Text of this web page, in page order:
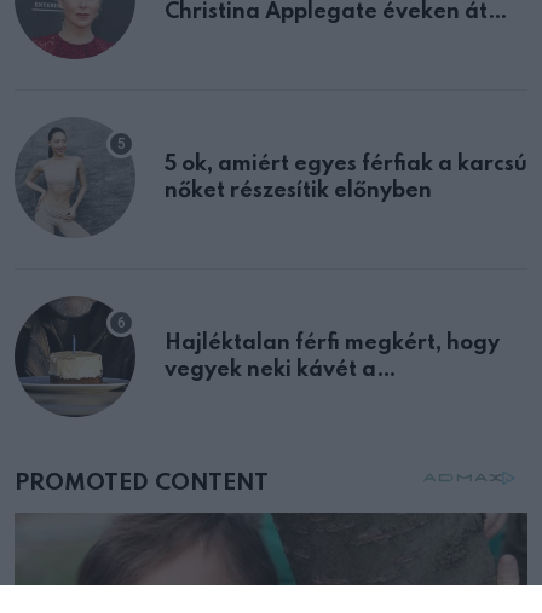
Christina Applegate éveken át
5 ok, amiért egyes férfiak a karcsú
nőket részesítik előnyben
Hajléktalan férfi megkért, hogy
vegyek neki kávét a